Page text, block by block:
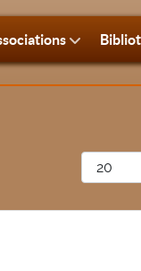
Afficher #